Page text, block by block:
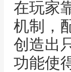
在玩家
机制，
创造出
功能使